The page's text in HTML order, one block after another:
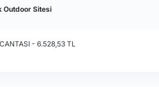
Outdoor Sitesi